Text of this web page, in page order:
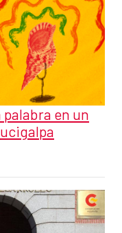
en un